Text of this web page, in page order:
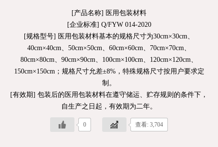
[产品名称] 医用包装材料
[企业标准] Q/FYW 014-2020
[规格型号] 医用包装材料基本的规格尺寸为30cm×30cm、
40cm×40cm、50cm×50cm、60cm×60cm、70cm×70cm、
80cm×80cm、90cm×90cm、100cm×100cm、120cm×120cm、
150cm×150cm；规格尺寸允差±8%，特殊规格尺寸按用户要求定
制。
[有效期] 包装后的医用包装材料在遵守储运、贮存规则的条件下，
自生产之日起，有效期为二年。
0 查看: 3,704